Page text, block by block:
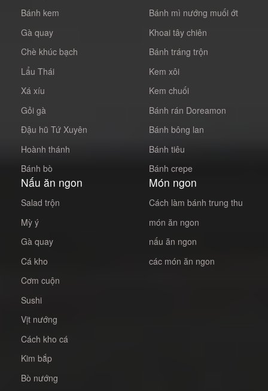
Bánh kem
Gà quay
Chè khúc bạch
Lẩu Thái
Xá xíu
Gỏi gà
Đậu hũ Tứ Xuyên
Hoành thánh
Bánh bò
Bánh mì nướng muối ớt
Khoai tây chiên
Bánh tráng trộn
Kem xôi
Kem chuối
Bánh rán Doreamon
Bánh bông lan
Bánh tiêu
Bánh crepe
Nấu ăn ngon
Salad trộn
Mỳ ý
Gà quay
Cá kho
Cơm cuộn
Sushi
Vịt nướng
Cách kho cá
Kim bắp
Bò nướng
Món ngon
Cách làm bánh trung thu
món ăn ngon
nấu ăn ngon
các món ăn ngon